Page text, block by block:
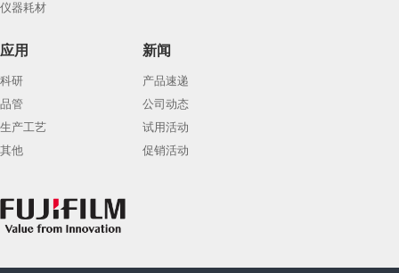
仪器耗材
应用
科研
品管
生产工艺
其他
新闻
产品速递
公司动态
试用活动
促销活动